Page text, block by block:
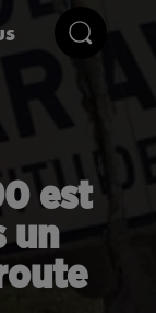
est
un